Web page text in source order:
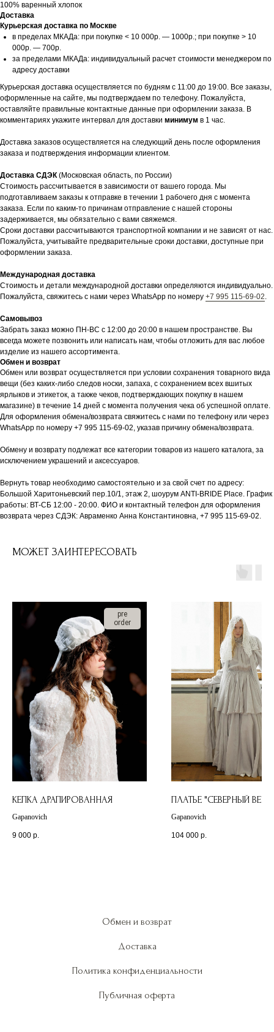
100% варенный хлопок
Доставка
Курьерская доставка по Москве
в пределах МКАДа: при покупке < 10 000р. — 1000р.; при покупке > 10
000р. — 700р.
за пределами МКАДа: индивидуальный расчет стоимости менеджером по
адресу доставки
Курьерская доставка осуществляется по будням с 11:00 до 19:00. Все заказы,
оформленные на сайте, мы подтверждаем по телефону. Пожалуйста,
оставляйте правильные контактные данные при оформлении заказа. В
комментариях укажите интервал для доставки минимум в 1 час.
Доставка заказов осуществляется на следующий день после оформления
заказа и подтверждения информации клиентом.
Доставка СДЭК(Московская область, по России)
Стоимость рассчитывается в зависимости от вашего города. Мы
подготавливаем заказы к отправке в течении 1 рабочего дня с момента
заказа. Если по каким-то причинам отправление с нашей стороны
задерживается, мы обязательно с вами свяжемся.
Сроки доставки рассчитываются транспортной компании и не зависят от нас.
Пожалуйста, учитывайте предварительные сроки доставки, доступные при
оформлении заказа.
Международная доставка
Стоимость и детали международной доставки определяются индивидуально.
Пожалуйста, свяжитесь с нами через WhatsApp по номеру +7 995 115-69-02.
Самовывоз
Забрать заказ можно ПН-ВС с 12:00 до 20:00 в нашем пространстве. Вы
всегда можете позвонить или написать нам, чтобы отложить для вас любое
изделие из нашего ассортимента.
Обмен и возврат
Обмен или возврат осуществляется при условии сохранения товарного вида
вещи (без каких-либо следов носки, запаха, с сохранением всех вшитых
ярлыков и этикеток, а также чеков, подтверждающих покупку в нашем
магазине) в течение 14 дней с момента получения чека об успешной оплате.
Для оформления обмена/возврата свяжитесь с нами по телефону или через
WhatsApp по номеру +7 995 115-69-02, указав причину обмена/возврата.
Обмену и возврату подлежат все категории товаров из нашего каталога, за
исключением украшений и аксессуаров.
Вернуть товар необходимо самостоятельно и за свой счет по адресу:
Большой Харитоньевский пер.10/1, этаж 2, шоурум ANTI-BRIDE Place. График
работы: ВТ-СБ 12:00 - 20:00. ФИО и контактный телефон для оформления
возврата через СДЭК: Авраменко Анна Константиновна, +7 995 115-69-02.
МОЖЕТ ЗАИНТЕРЕСОВАТЬ
pre
order
КЕПКА ДРАПИРОВАННАЯ
Gapanovich
9 000 р.
ПЛАТЬЕ "СЕВЕРНЫЙ
Gapanovich
104 000 р.
Обмен и возврат
Доставка
Политика конфиденциальности
Публичная оферта